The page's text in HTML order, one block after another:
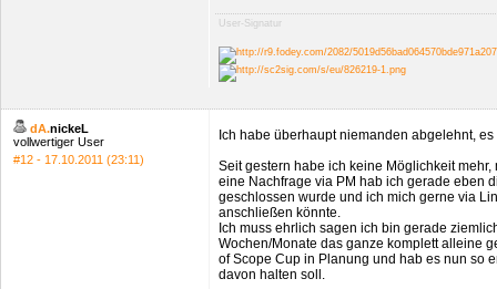
User-Signatur
dA.nickeL
vollwertiger User
#12 - 17.10.2011 (23:11)
Ich habe überhaupt niemanden abgelehnt,
Seit gestern habe ich keine Möglichkeit
eine Nachfrage via PM hab ich gerade eben
geschlossen wurde und ich mich gerne via
anschließen könnte.
Ich muss ehrlich sagen ich bin gerade
Wochen/Monate das ganze komplett alleine
of Scope Cup in Planung und hab es nun so
davon halten soll.